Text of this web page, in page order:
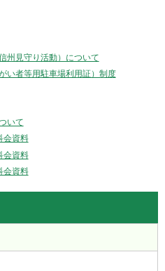
州見守り活動）について
い者等用駐車場利用証）制度
いて
会資料
会資料
会資料